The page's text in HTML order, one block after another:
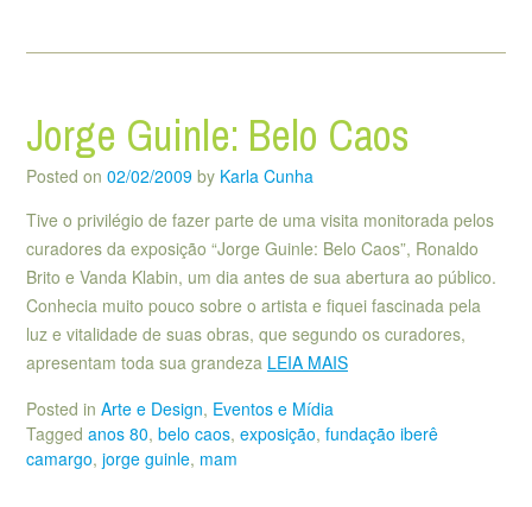
Jorge Guinle: Belo Caos
Posted on 02/02/2009 by Karla Cunha
Tive o privilégio de fazer parte de uma visita monitorada pelos
curadores da exposição “Jorge Guinle: Belo Caos”, Ronaldo
Brito e Vanda Klabin, um dia antes de sua abertura ao público.
Conhecia muito pouco sobre o artista e fiquei fascinada pela
luz e vitalidade de suas obras, que segundo os curadores,
apresentam toda sua grandeza LEIA MAIS
Posted in Arte e Design, Eventos e Mídia
Tagged anos 80, belo caos, exposição, fundação iberê
camargo, jorge guinle, mam